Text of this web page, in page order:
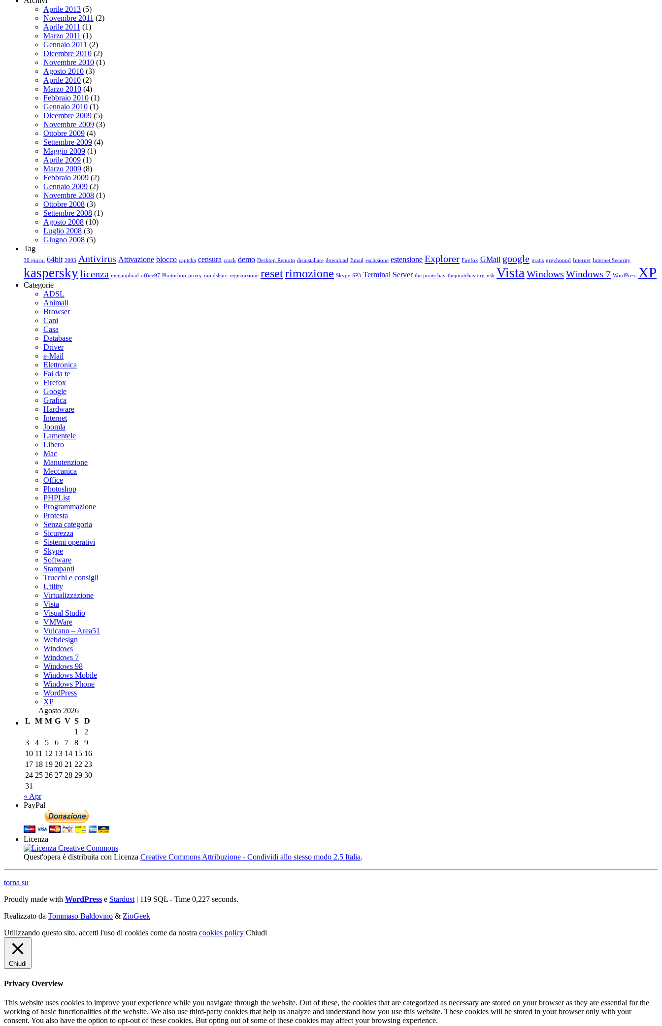
Aprile 2013 (5)
Novembre 2011 (2)
Aprile 2011 (1)
Marzo 2011 (1)
Gennaio 2011 (2)
Dicembre 2010 (2)
Novembre 2010 (1)
Agosto 2010 (3)
Aprile 2010 (2)
Marzo 2010 (4)
Febbraio 2010 (1)
Gennaio 2010 (1)
Dicembre 2009 (5)
Novembre 2009 (3)
Ottobre 2009 (4)
Settembre 2009 (4)
Maggio 2009 (1)
Aprile 2009 (1)
Marzo 2009 (8)
Febbraio 2009 (2)
Gennaio 2009 (2)
Novembre 2008 (1)
Ottobre 2008 (3)
Settembre 2008 (1)
Agosto 2008 (10)
Luglio 2008 (3)
Giugno 2008 (5)
Tag
30 giorni 64bit 2003 Antivirus Attivazione blocco captcha censura crack demo Desktop Remoto disinstallare download Email esclusione estensione Explorer Firefox GMail google gratis greyhound Internet Internet Security
kasperskylicenza megaupload office97 Photoshop proxy rapidshare registrazione resetrimozione Skype SP3 Terminal Server the pirate bay thepiratebay.org usb Vista Windows Windows 7 WordPress XP
Categorie
ADSL
Animali
Browser
Cani
Casa
Database
Driver
e-Mail
Elettronica
Fai da te
Firefox
Google
Grafica
Hardware
Internet
Joomla
Lamentele
Libero
Mac
Manutenzione
Meccanica
Office
Photoshop
PHPList
Programmazione
Protesta
Senza categoria
Sicurezza
Sistemi operativi
Skype
Software
Stampanti
Trucchi e consigli
Utility
Virtualizzazione
Vista
Visual Studio
VMWare
Vulcano – Area51
Webdesign
Windows
Windows 7
Windows 98
Windows Mobile
Windows Phone
WordPress
XP
Agosto 2026
L M M G V S
D
1
2
3
4 5 6 7 8
9
10 11 12 13 14 15 16
17 18 19 20 21 22 23
24 25 26 27 28 29 30
31
« Apr
PayPal
Licenza
Quest'opera è distribuita con Licenza Creative Commons Attribuzione - Condividi allo stesso modo 2.5 Italia.
torna su
Proudly made with WordPress e Stardust | 119 SQL - Time 0,227 seconds.
Realizzato da Tommaso Baldovino & ZioGeek
Utilizzando questo sito, accetti l'uso di cookies come da nostra cookies policy Chiudi
Chiudi
Privacy Overview
This website uses cookies to improve your experience while you navigate through the website. Out of these, the cookies that are categorized as necessary are stored on your browser as they are essential for the
working of basic functionalities of the website. We also use third-party cookies that help us analyze and understand how you use this website. These cookies will be stored in your browser only with your
consent. You also have the option to opt-out of these cookies. But opting out of some of these cookies may affect your browsing experience.